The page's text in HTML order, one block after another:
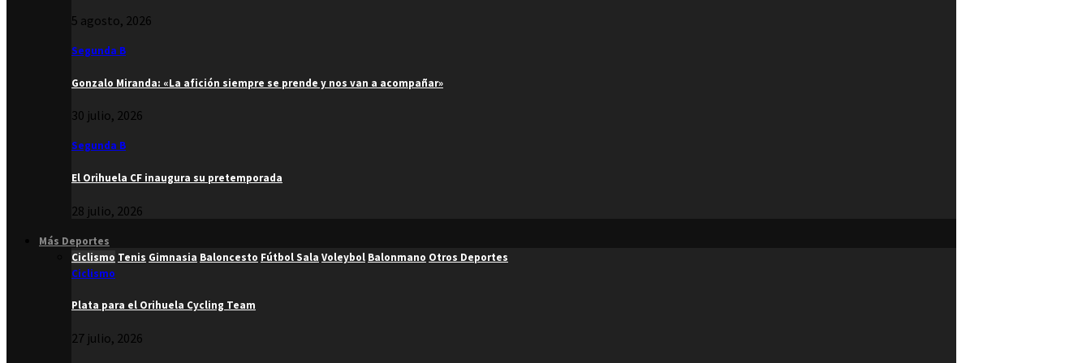
5 agosto, 2026
Segunda B
Gonzalo Miranda: «La afición siempre se prende y nos van a acompañar»
30 julio, 2026
Segunda B
El Orihuela CF inaugura su pretemporada
28 julio, 2026
Más Deportes
Ciclismo Tenis Gimnasia Baloncesto Fútbol Sala Voleybol Balonmano Otros Deportes
Ciclismo
Plata para el Orihuela Cycling Team
27 julio, 2026